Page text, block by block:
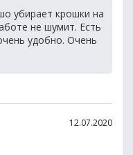
убирает крошки на
не шумит. Есть
удобно. Очень
12.07.2020